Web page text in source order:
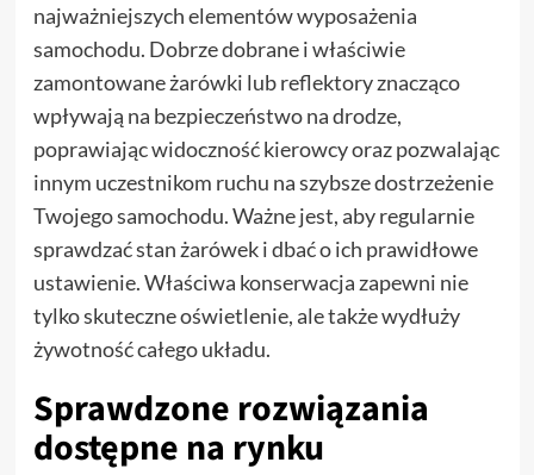
najważniejszych elementów wyposażenia
samochodu. Dobrze dobrane i właściwie
zamontowane żarówki lub reflektory znacząco
wpływają na bezpieczeństwo na drodze,
poprawiając widoczność kierowcy oraz pozwalając
innym uczestnikom ruchu na szybsze dostrzeżenie
Twojego samochodu. Ważne jest, aby regularnie
sprawdzać stan żarówek i dbać o ich prawidłowe
ustawienie. Właściwa konserwacja zapewni nie
tylko skuteczne oświetlenie, ale także wydłuży
żywotność całego układu.
Sprawdzone rozwiązania
dostępne na rynku